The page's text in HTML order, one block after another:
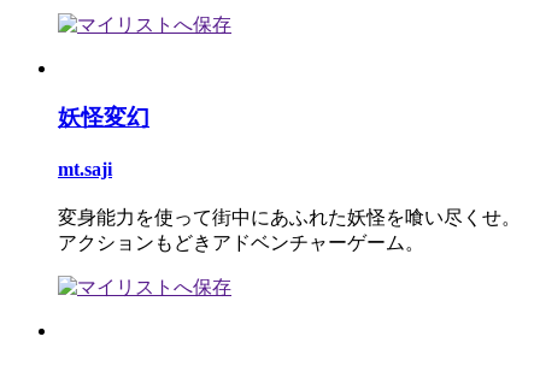
妖怪変幻
mt.saji
変身能力を使って街中にあふれた妖怪を喰い尽くせ。
アクションもどきアドベンチャーゲーム。